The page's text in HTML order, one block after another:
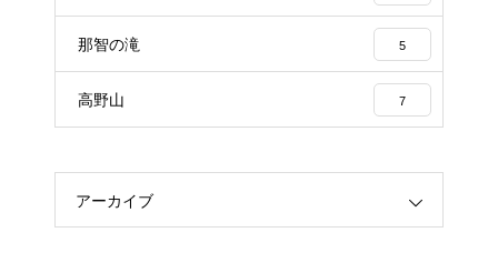
那智の滝 5
高野山 7
アーカイブ